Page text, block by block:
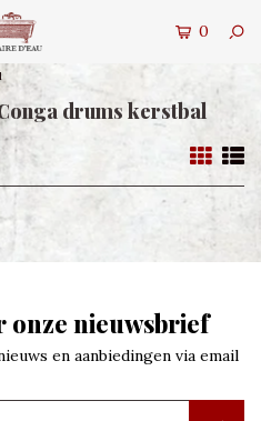
0
drums kerstbal
onze nieuwsbrief
en aanbiedingen via email